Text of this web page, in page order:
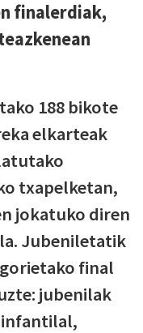
finalerdiak,
188 bikote
elkarteak
txapelketan,
jokatuko diren
Jubeniletatik
final
jubenilak
infantilal,